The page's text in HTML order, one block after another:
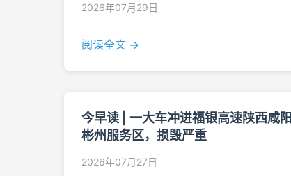
2026年07月29日
阅读全文 →
今早读 | 一大车冲进福银高速陕西咸阳
彬州服务区，损毁严重
2026年07月27日